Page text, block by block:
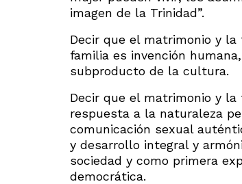
imagen de la Trinidad”.
Decir que el matrimonio y
familia es invención
subproducto de la cultura.
Decir que el matrimonio y
respuesta a la naturaleza
comunicación sexual
y desarrollo integral y
sociedad y como primera
democrática.